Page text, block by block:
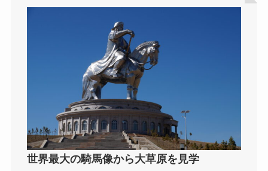
世界最大の騎馬像から大草原を見学